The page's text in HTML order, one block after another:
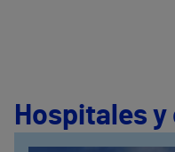
Hospitales